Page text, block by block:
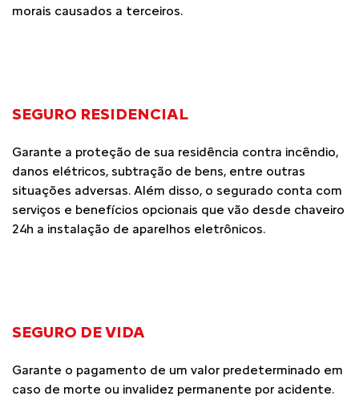
morais causados a terceiros.
SEGURO RESIDENCIAL
Garante a proteção de sua residência contra incêndio,
danos elétricos, subtração de bens, entre outras
situações adversas. Além disso, o segurado conta com
serviços e benefícios opcionais que vão desde chaveiro
24h a instalação de aparelhos eletrônicos.
SEGURO DE VIDA
Garante o pagamento de um valor predeterminado em
caso de morte ou invalidez permanente por acidente.